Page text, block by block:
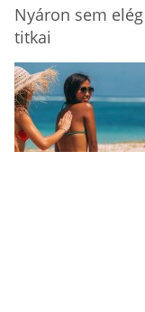
Nyáron sem
titkai